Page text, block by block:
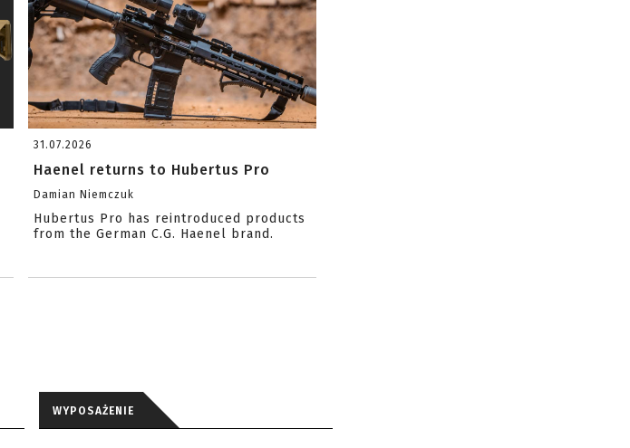
31.07.2026
Haenel returns to Hubertus Pro
Damian Niemczuk
Hubertus Pro has reintroduced products
from the German C.G. Haenel brand.
WYPOSAŻENIE